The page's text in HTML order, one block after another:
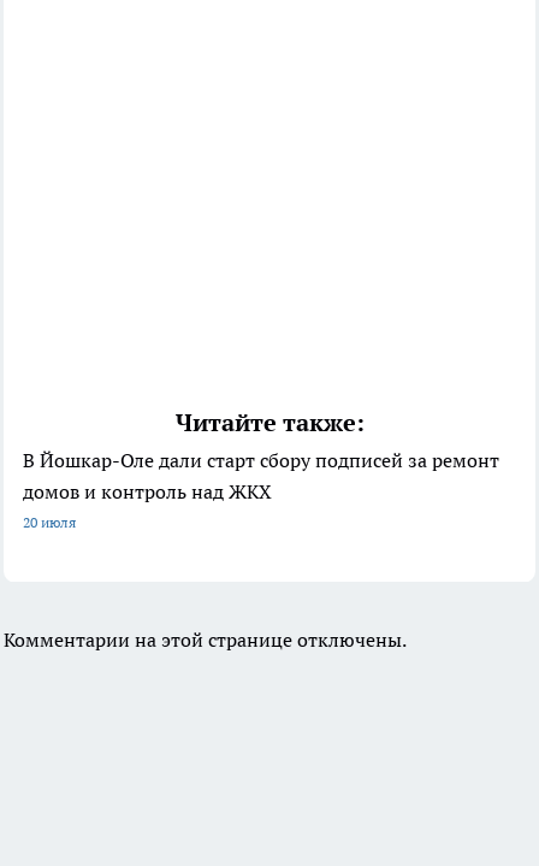
Читайте также:
В Йошкар-Оле дали старт сбору подписей за ремонт
домов и контроль над ЖКХ
20 июля
Комментарии на этой странице отключены.